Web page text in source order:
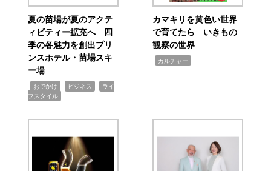
夏の苗場が夏のアクテ
ィビティー拡充へ 四
季の各魅力を創出プリ
ンスホテル・苗場スキ
ー場
おでかけ ビジネス
ライ
フスタイル
カマキリを黄色い世界
で育てたら いきもの
観察の世界
カルチャー